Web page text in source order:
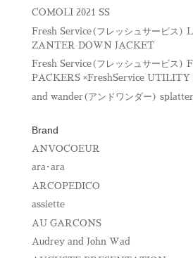
ま
す
COMOLI 2021 SS
Fresh Service(フレッシュサービス)
ZANTER DOWN JACKET
Fresh Service(フレッシュサービス)
PACKERS ×FreshService UTILITY
and wander(アンドワンダー)
Brand
ANVOCOEUR
ara･ara
ARCOPEDICO
assiette
AU GARCONS
Audrey and John Wad